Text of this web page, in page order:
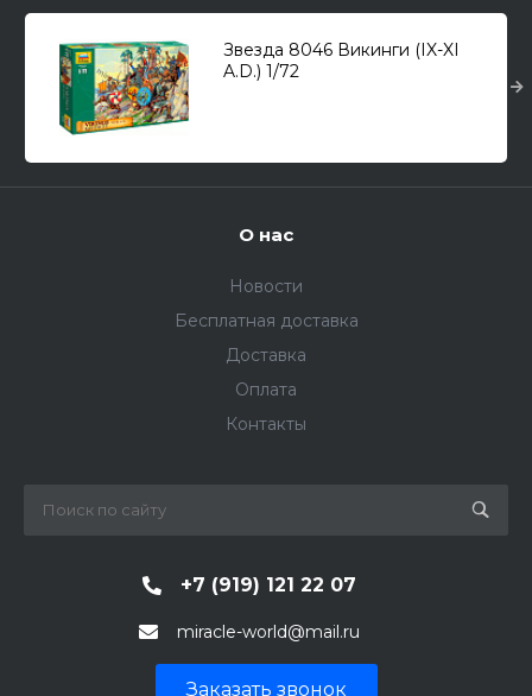
Звезда 8046 Викинги (IX-XI
A.D.) 1/72
О нас
Новости
Бесплатная доставка
Доставка
Оплата
Контакты
+7 (919) 121 22 07
miracle-world@mail.ru
Заказать звонок